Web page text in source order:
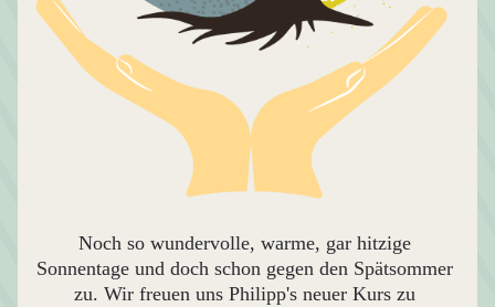
Noch so wundervolle, warme, gar hitzige
Sonnentage und doch schon gegen den Spätsommer
zu. Wir freuen uns Philipp's neuer Kurs zu